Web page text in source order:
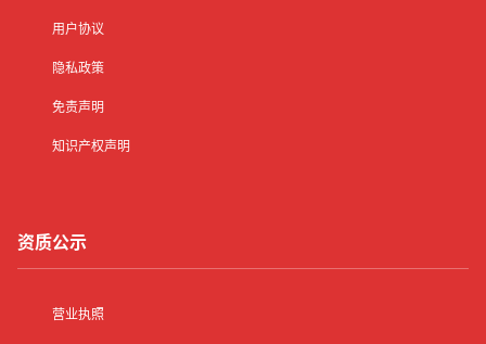
用户协议
隐私政策
免责声明
知识产权声明
资质公示
营业执照